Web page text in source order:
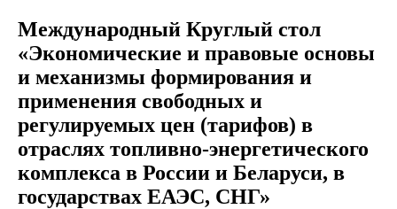
Международный Круглый стол
«Экономические и правовые основы
и механизмы формирования и
применения свободных и
регулируемых цен (тарифов) в
отраслях топливно-энергетического
комплекса в России и Беларуси, в
государствах ЕАЭС, СНГ»